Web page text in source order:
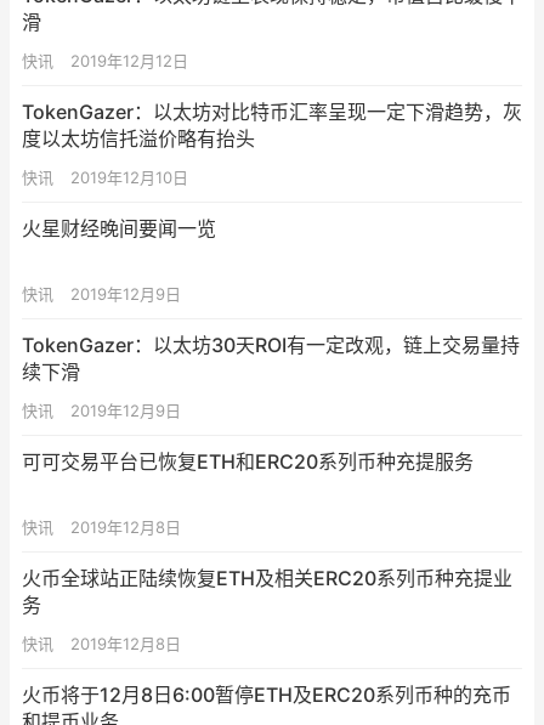
滑
快讯 2019年12月12日
TokenGazer：以太坊对比特币汇率呈现一定下滑趋势，灰
度以太坊信托溢价略有抬头
快讯 2019年12月10日
火星财经晚间要闻一览
快讯 2019年12月9日
TokenGazer：以太坊30天ROI有一定改观，链上交易量持
续下滑
快讯 2019年12月9日
可可交易平台已恢复ETH和ERC20系列币种充提服务
快讯 2019年12月8日
火币全球站正陆续恢复ETH及相关ERC20系列币种充提业
务
快讯 2019年12月8日
火币将于12月8日6:00暂停ETH及ERC20系列币种的充币